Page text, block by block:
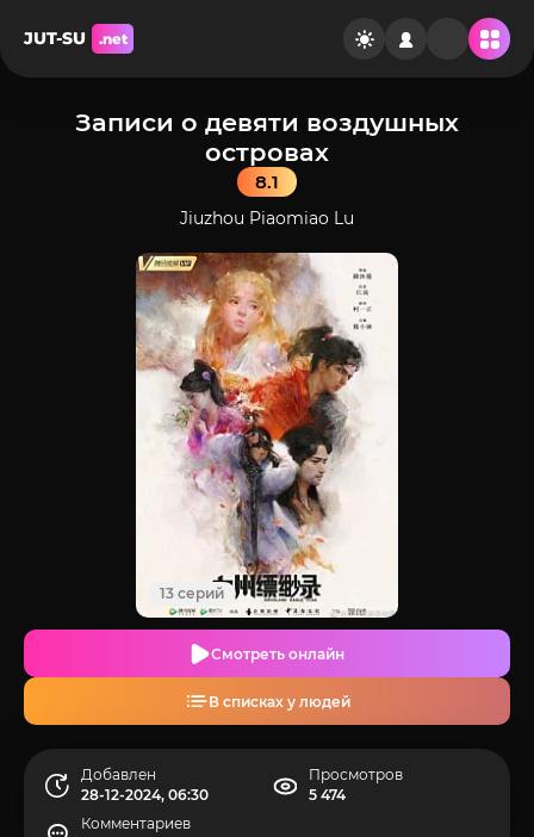
JUT-SU .net
Записи о девяти воздушных
островах
8.1
Jiuzhou Piaomiao Lu
13 серий
Смотреть онлайн
В списках у людей
Добавлен
28-12-2024, 06:30
Просмотров
5 474
Комментариев